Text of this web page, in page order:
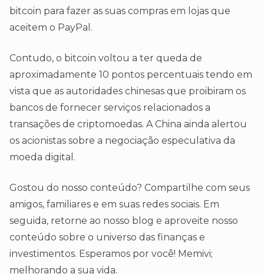
bitcoin para fazer as suas compras em lojas que
aceitem o PayPal.
Contudo, o bitcoin voltou a ter queda de
aproximadamente 10 pontos percentuais tendo em
vista que as autoridades chinesas que proibiram os
bancos de fornecer serviços relacionados a
transações de criptomoedas. A China ainda alertou
os acionistas sobre a negociação especulativa da
moeda digital.
Gostou do nosso conteúdo? Compartilhe com seus
amigos, familiares e em suas redes sociais. Em
seguida, retorne ao nosso blog e aproveite nosso
conteúdo sobre o universo das finanças e
investimentos. Esperamos por você! Memivi;
melhorando a sua vida.